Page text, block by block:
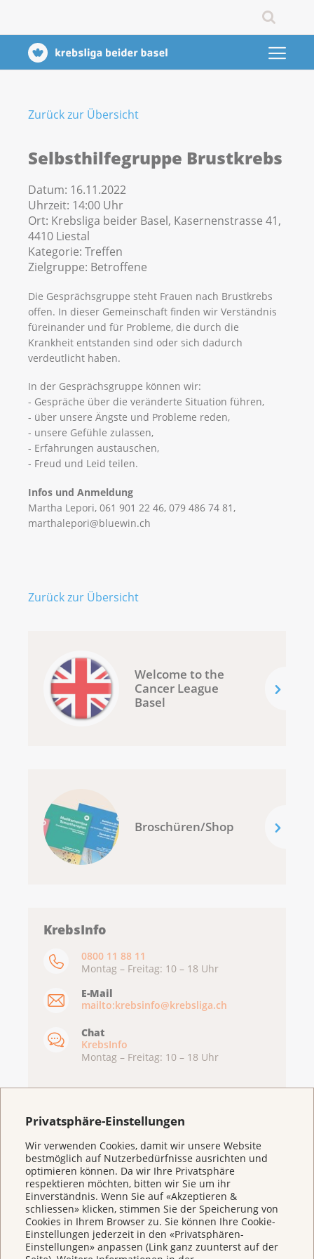
Privatsphäre-Einstellungen
Wir verwenden Cookies, damit wir unsere Website
bestmöglich auf Nutzerbedürfnisse ausrichten und
optimieren können. Da wir Ihre Privatsphäre
respektieren möchten, bitten wir Sie um ihr
Einverständnis. Wenn Sie auf «Akzeptieren &
schliessen» klicken, stimmen Sie der Speicherung von
Cookies in Ihrem Browser zu. Sie können Ihre Cookie-
Einstellungen jederzeit in den «Privatsphären-
Einstellungen» anpassen (Link ganz zuunterst auf der
Zurück zur Übersicht
Selbsthilfegruppe Brustkrebs
Datum: 16.11.2022
Uhrzeit: 14:00 Uhr
Ort: Krebsliga beider Basel, Kasernenstrasse 41,
4410 Liestal
Kategorie: Treffen
Zielgruppe: Betroffene
Die Gesprächsgruppe steht Frauen nach Brustkrebs
offen. In dieser Gemeinschaft finden wir Verständnis
füreinander und für Probleme, die durch die
Krankheit entstanden sind oder sich dadurch
verdeutlicht haben.
In der Gesprächsgruppe können wir:
- Gespräche über die veränderte Situation führen,
- über unsere Ängste und Probleme reden,
- unsere Gefühle zulassen,
- Erfahrungen austauschen,
- Freud und Leid teilen.
Infos und Anmeldung
Martha Lepori, 061 901 22 46, 079 486 74 81,
marthalepori@bluewin.ch
Zurück zur Übersicht
Welcome to the
Cancer League
Basel
Broschüren/Shop
KrebsInfo
0800 11 88 11
Montag – Freitag: 10 – 18 Uhr
E-Mail
mailto:krebsinfo@krebsliga.ch
Chat
KrebsInfo
Montag – Freitag: 10 – 18 Uhr
Weitere Themen